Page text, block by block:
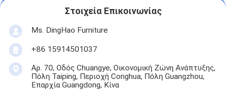
Στοιχεία Επικοινωνίας
Ms. DingHao Furniture
+86 15914501037
Αρ. 70, Οδός Chuangye, Οικονομική Ζώνη Ανάπτυξης,
Πόλη Taiping, Περιοχή Conghua, Πόλη Guangzhou,
Επαρχία Guangdong, Κίνα